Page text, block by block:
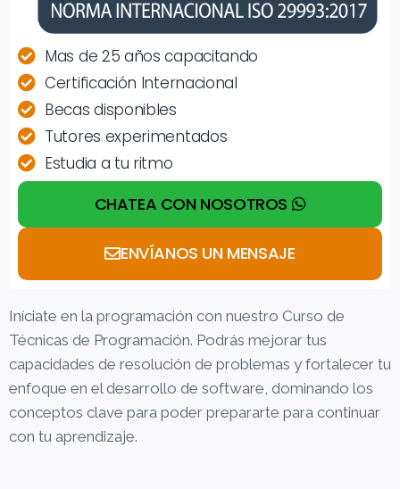
Iníciate en la programación con nuestro Curso de
Técnicas de Programación. Podrás mejorar tus
capacidades de resolución de problemas y fortalecer tu
enfoque en el desarrollo de software, dominando los
conceptos clave para poder prepararte para continuar
con tu aprendizaje.
Mas de 25 años capacitando
Certificación Internacional
Becas disponibles
Tutores experimentados
Estudia a tu ritmo
CHATEA CON NOSOTROS
ENVÍANOS UN MENSAJE